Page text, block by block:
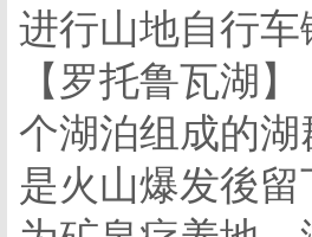
进行山地自行
【罗托鲁瓦湖
个湖泊组成的
是火山爆发後